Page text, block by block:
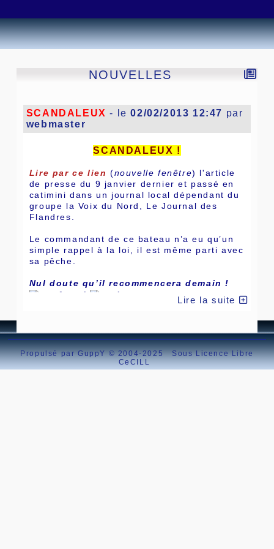
NOUVELLES
SCANDALEUX - le02/02/2013 12:47 par
webmaster
SCANDALEUX !
Lire par ce lien (nouvelle fenêtre) l'article
de presse du 9 janvier dernier et passé en
catimini dans un journal local dépendant du
groupe la Voix du Nord, Le Journal des
Flandres.
Le commandant de ce bateau n’a eu qu’un
simple rappel à la loi, il est même parti avec
sa pêche.
Nul doute qu’il recommencera demain !
Lire la suite
Propulsé par GuppY© 2004-2025 Sous Licence Libre
CeCILL